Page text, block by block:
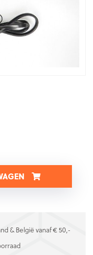
& België vanaf € 50,-